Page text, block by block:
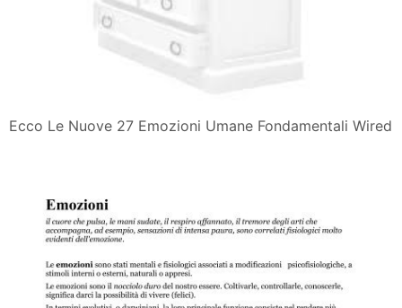
Ecco Le Nuove 27 Emozioni Umane Fondamentali Wired